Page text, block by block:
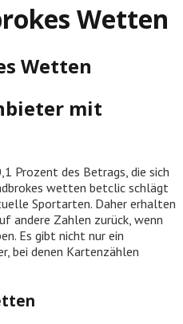
Wetten
Wetten
mit
Prozent des Betrags, die sich
wetten betclic schlägt
Sportarten. Daher erhalten
andere Zahlen zurück, wenn
Es gibt nicht nur ein
bei denen Kartenzählen